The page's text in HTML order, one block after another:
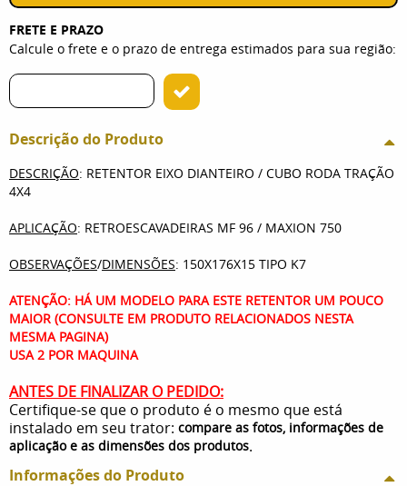
FRETE E PRAZO
Calcule o frete e o prazo de entrega estimados para sua região:
Descrição do Produto
DESCRIÇÃO: RETENTOR EIXO DIANTEIRO / CUBO RODA TRAÇÃO
4X4
APLICAÇÃO: RETROESCAVADEIRAS MF 96 / MAXION 750
OBSERVAÇÕES/DIMENSÕES: 150X176X15 TIPO K7
ATENÇÃO: HÁ UM MODELO PARA ESTE RETENTOR UM POUCO
MAIOR (CONSULTE EM PRODUTO RELACIONADOS NESTA
MESMA PAGINA)
USA 2 POR MAQUINA
ANTES DE FINALIZAR O PEDIDO:
Certifique-se que o produto é o mesmo que está
instalado em seu trator: compare as fotos, informações de
aplicação e as dimensões dos produtos.
Informações do Produto